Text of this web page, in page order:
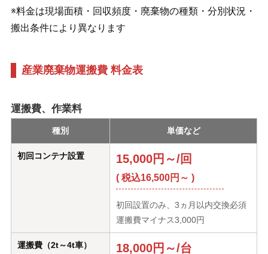
※料金は現場面積・回収頻度・廃棄物の種類・分別状況・
搬出条件により異なります
産業廃棄物運搬費 料金表
運搬費、作業料
種別 単価など
初回コンテナ設置 15,000円～/回
( 税込16,500円～ )
初回設置のみ、3ヵ月以内交換必須
運搬費マイナス3,000円
運搬費（2t～4t車） 18,000円～/台